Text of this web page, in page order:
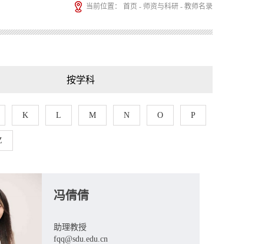
当前位置： 首页 - 师资与科研 - 教师名录
按学科
K L M N O P
冯倩倩
助理教授
fqq@sdu.edu.cn